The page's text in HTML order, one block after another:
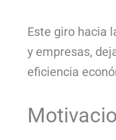
Este giro hacia
y empresas,
eficiencia